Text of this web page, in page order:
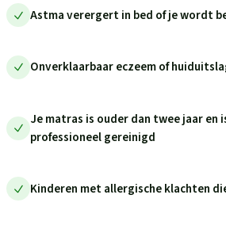
Astma verergert in bed of je wordt
Onverklaarbaar eczeem of
Je matras is ouder dan twee jaar en
professioneel gereinigd
Kinderen met allergische klachten